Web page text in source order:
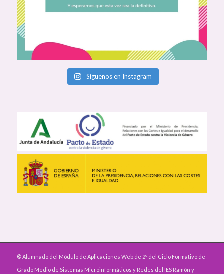
Síguenos en Instagram
© Alumnado del Módulo de Aplicaciones Web de 2º del Ciclo Formativo de
Grado Medio de Sistemas Microinformáticos y Redes del IES Ramón y